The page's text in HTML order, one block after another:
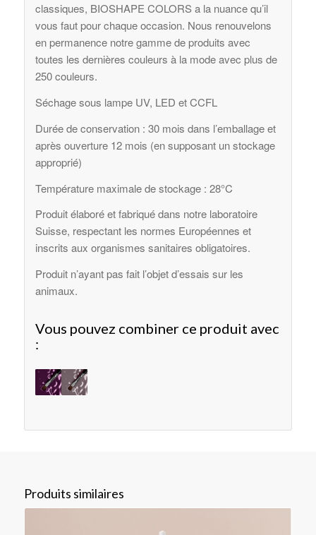
classiques, BIOSHAPE COLORS a la nuance qu’il
vous faut pour chaque occasion. Nous renouvelons
en permanence notre gamme de produits avec
toutes les dernières couleurs à la mode avec plus de
250 couleurs.
Séchage sous lampe UV, LED et CCFL
Durée de conservation : 30 mois dans l’emballage et
après ouverture 12 mois (en supposant un stockage
approprié)
Température maximale de stockage : 28°C
Produit élaboré et fabriqué dans notre laboratoire
Suisse, respectant les normes Européennes et
inscrits aux organismes sanitaires obligatoires.
Produit n’ayant pas fait l’objet d’essais sur les
animaux.
Vous pouvez combiner ce produit avec
:
Produits similaires